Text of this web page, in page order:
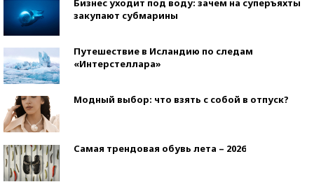
закупают субмарины
Путешествие в Исландию по следам
«Интерстеллара»
Модный выбор: что взять с собой в отпуск?
Самая трендовая обувь лета – 2026